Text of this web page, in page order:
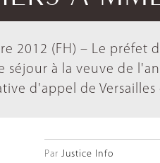
2012 (FH) – Le
séjour à la veuve de
d'appel de
Par Justice Info